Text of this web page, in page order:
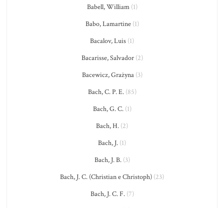
Babell, William(1)
Babo, Lamartine(1)
Bacalov, Luis (1)
Bacarisse, Salvador(2)
Bacewicz, Grażyna(3)
Bach, C. P. E.(85)
Bach, G. C.(1)
Bach, H. (2)
Bach, J. (1)
Bach, J. B.(3)
Bach, J. C. (Christian e Christoph) (23)
Bach, J. C. F.(7)